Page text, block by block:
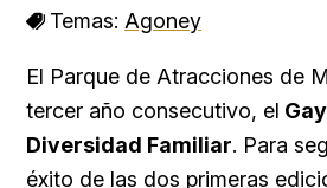
Temas: Agoney
El Parque de Atracciones de
tercer año consecutivo, el
Diversidad Familiar. Para
éxito de las dos primeras